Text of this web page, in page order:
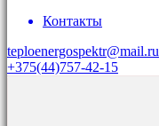
Контакты
teploenergospektr@mail.ru
+375(44)757-42-15